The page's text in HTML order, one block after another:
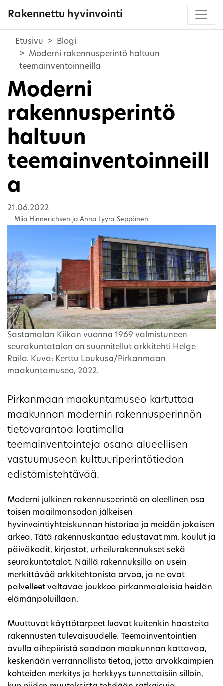
Rakennettu hyvinvointi
Etusivu
Blogi
Moderni rakennusperintö haltuun
teemainventoinneilla
Moderni
rakennusperintö
haltuun
teemainventoinneill
a
21.06.2022
Miia Hinnerichsen ja Anna Lyyra-Seppänen
Sastamalan Kiikan vuonna 1969 valmistuneen
seurakuntatalon on suunnitellut arkkitehti Helge
Railo. Kuva: Kerttu Loukusa/Pirkanmaan
maakuntamuseo, 2022.
Pirkanmaan maakuntamuseo kartuttaa
maakunnan modernin rakennusperinnön
tietovarantoa laatimalla
teemainventointeja osana alueellisen
vastuumuseon kulttuuriperintötiedon
edistämistehtävää.
Moderni julkinen rakennusperintö on oleellinen osa
toisen maailmansodan jälkeisen
hyvinvointiyhteiskunnan historiaa ja meidän jokaisen
arkea. Tätä rakennuskantaa edustavat mm. koulut ja
päiväkodit, kirjastot, urheilurakennukset sekä
seurakuntatalot. Näillä rakennuksilla on usein
merkittävää arkkitehtonista arvoa, ja ne ovat
palvelleet valtavaa joukkoa pirkanmaalaisia heidän
elämänpoluillaan.
Muuttuvat käyttötarpeet luovat kuitenkin haasteita
rakennusten tulevaisuudelle. Teemainventointien
avulla aihepiiristä saadaan maakunnan kattavaa,
keskenään verrannollista tietoa, jotta arvokkaimpien
kohteiden merkitys ja herkkyys tunnettaisiin silloin,